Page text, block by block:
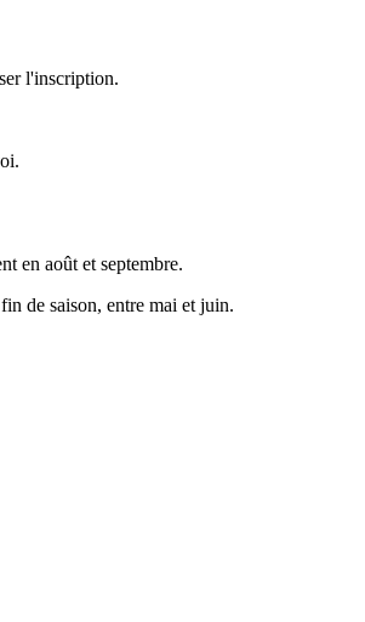
l'inscription.
en août et septembre.
de saison, entre mai et juin.